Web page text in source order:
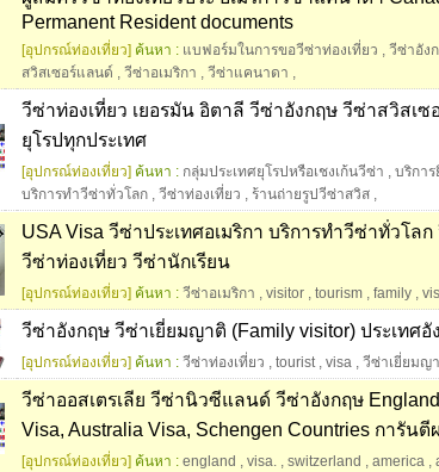
Permanent Resident documents
[อุปกรณ์ท่องเที่ยว] ค้นหา : แบฟอร์มในการขอวีซ่าท่องเที่ยว , วีซ่าอัง
สวิสเซอร์แลนด์ , วีซ่าอเมริกา , วีซ่าแคนาดา ,
วีซ่าท่องเที่ยว เยอรมัน อิตาลี วีซ่าอังกฤษ วีซ่าสวิสเ
ยุโรปทุกประเทศ
[อุปกรณ์ท่องเที่ยว] ค้นหา : กลุ่มประเทศยุโรปหรือเชงเก้นวีซ่า , บริกา
บริการทำวีซ่าทั่วโลก , วีซ่าท่องเที่ยว , ร้านถ่ายรูปวีซ่าสวิส ,
USA Visa วีซ่าประเทศอเมริกา บริการทำวีซ่าทั่วโล
วีซ่าท่องเที่ยว วีซ่านักเรียน
[อุปกรณ์ท่องเที่ยว] ค้นหา : วีซ่าอเมริกา , visitor , tourism , family ,
วีซ่าอังกฤษ วีซ่าเยี่ยมญาติ (Family visitor) ประเทศอั
[อุปกรณ์ท่องเที่ยว] ค้นหา : วีซ่าท่องเที่ยว , tourist, visa , วีซ่าเยี่ยมญ
วีซ่าออสเตรเลีย วีซ่านิวซีแลนด์ วีซ่าอังกฤษ
Visa, Australia Visa, Schengen Countries การันตี
[อุปกรณ์ท่องเที่ยว] ค้นหา : england , visa. , switzerland , america ,